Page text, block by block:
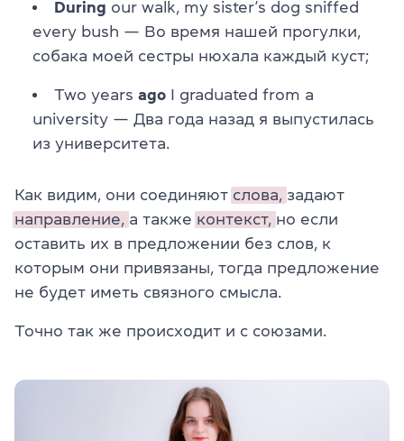
During our walk, my sister’s dog sniffed
every bush — Во время нашей прогулки,
собака моей сестры нюхала каждый куст;
Two years ago I graduated from a
university — Два года назад я выпустилась
из университета.
Как видим, они соединяют слова, задают
направление, а также контекст, но если
оставить их в предложении без слов, к
которым они привязаны, тогда предложение
не будет иметь связного смысла.
Точно так же происходит и с союзами.